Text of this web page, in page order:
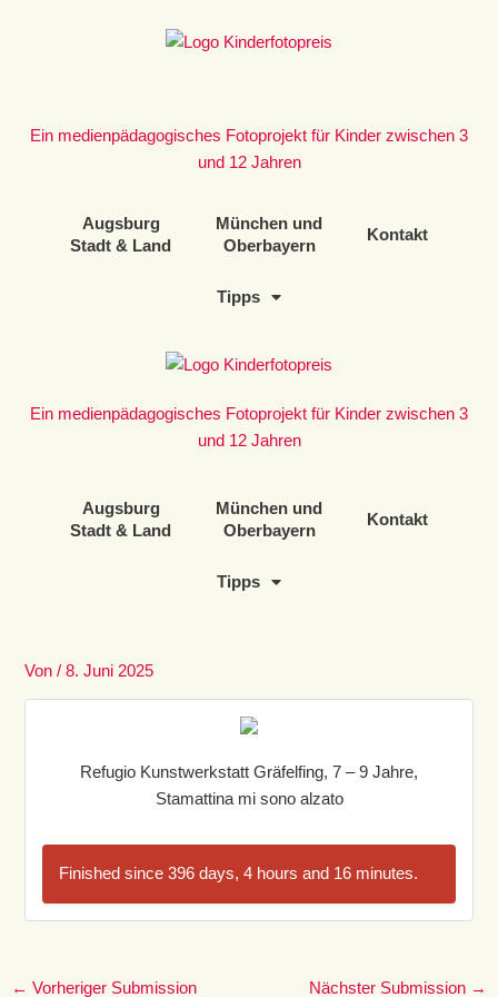
Ein medienpädagogisches Fotoprojekt für Kinder zwischen 3
und 12 Jahren
Augsburg
Stadt & Land
München und
Oberbayern
Kontakt
Tipps
Ein medienpädagogisches Fotoprojekt für Kinder zwischen 3
und 12 Jahren
Augsburg
Stadt & Land
München und
Oberbayern
Kontakt
Tipps
Von/8. Juni 2025
Refugio Kunstwerkstatt Gräfelfing, 7 – 9 Jahre,
Stamattina mi sono alzato
Finished since 396 days, 4 hours and 16 minutes.
← Vorheriger Submission Nächster Submission →